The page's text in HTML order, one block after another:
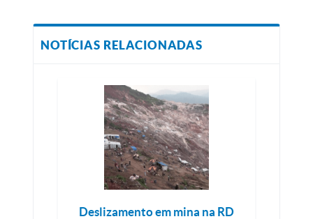
NOTÍCIAS RELACIONADAS
Deslizamento em mina na RD